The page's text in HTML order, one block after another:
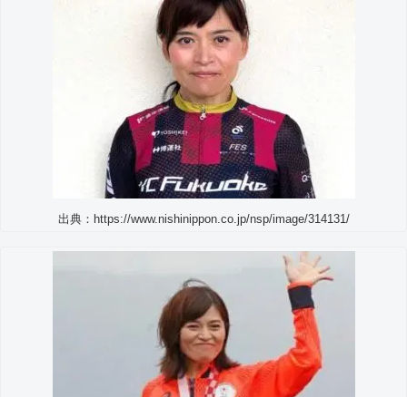
出典：https://www.nishinippon.co.jp/nsp/image/314131/